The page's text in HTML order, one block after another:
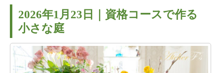
2026年1月23日｜資格コースで作る
小さな庭